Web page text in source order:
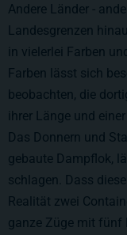
Andere Länder -
Landesgrenzen
in vielerlei Farben
Farben lässt sich
beobachten, die
ihrer Länge und
Das Donnern und
gebaute Dampflok,
schlagen. Dass
Realität zwei
ganze Züge mit fünf